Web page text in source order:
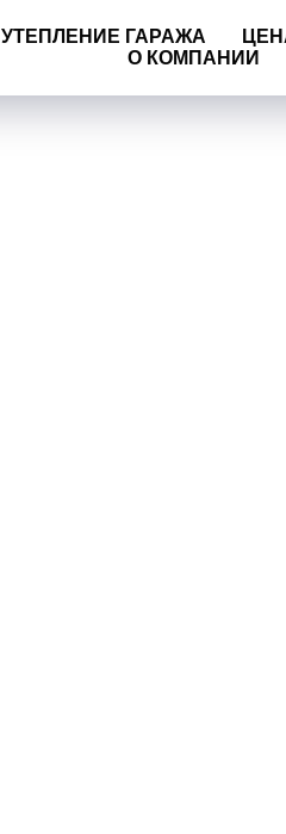
УТЕПЛЕНИЕ ГАРАЖА
О КОМПАНИИ